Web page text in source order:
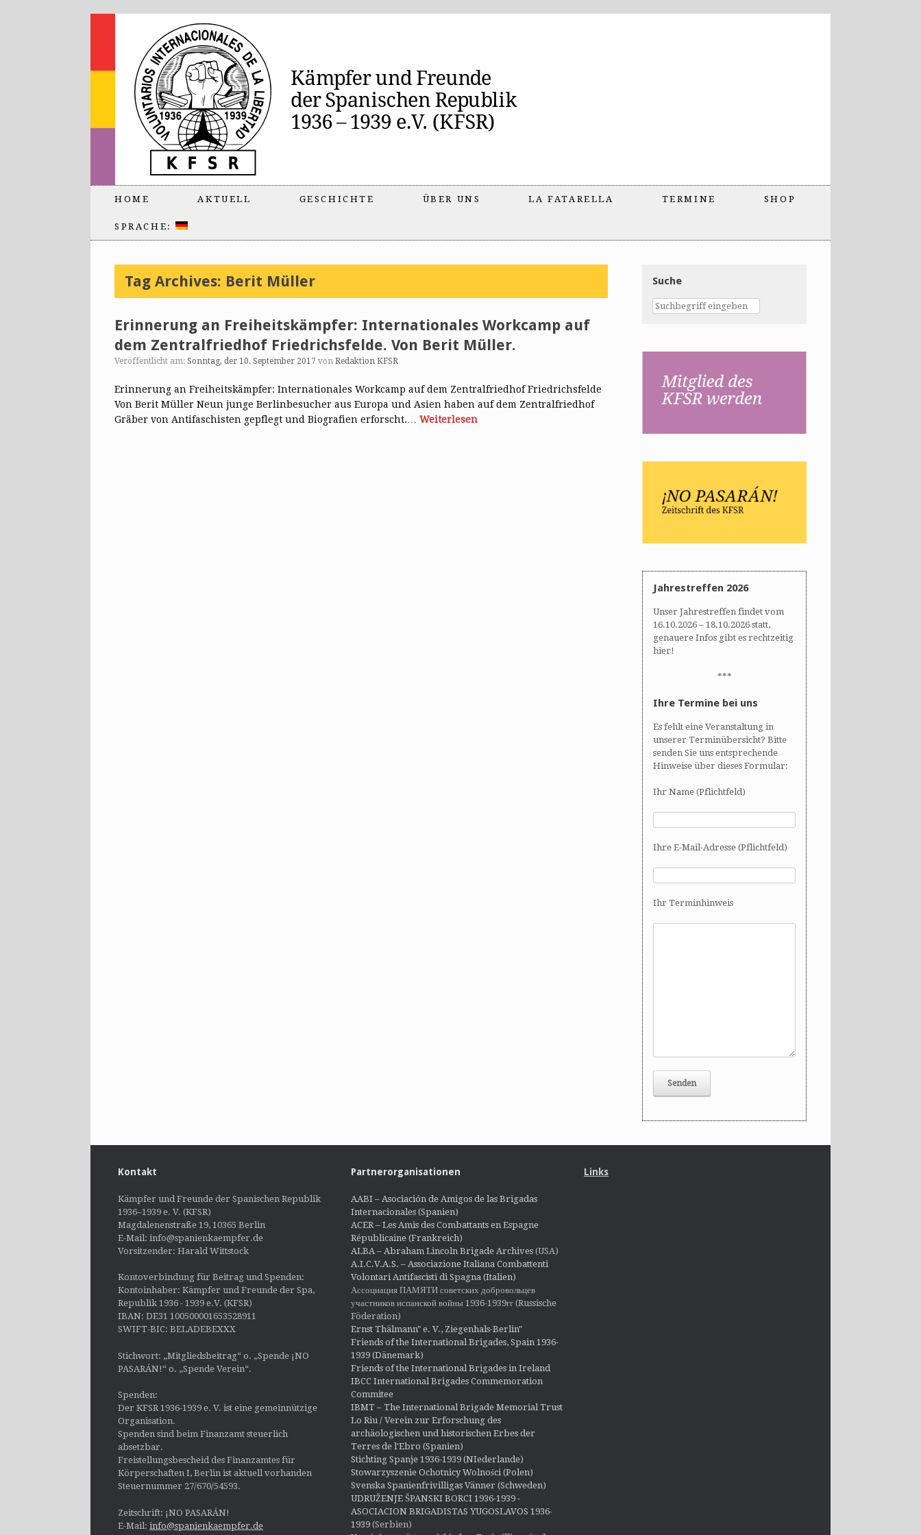
HOME AKTUELL GESCHICHTE ÜBER UNS LA FATARELLA TERMINE SHOP
SPRACHE:
Tag Archives: Berit Müller
Erinnerung an Freiheitskämpfer: Internationales Workcamp auf
dem Zentralfriedhof Friedrichsfelde. Von Berit Müller.
Veröffentlicht am: Sonntag, der 10. September 2017 von Redaktion KFSR
Erinnerung an Freiheitskämpfer: Internationales Workcamp auf dem Zentralfriedhof Friedrichsfelde
Von Berit Müller Neun junge Berlinbesucher aus Europa und Asien haben auf dem Zentralfriedhof
Gräber von Antifaschisten gepflegt und Biografien erforscht.… Weiterlesen
Suche
Jahrestreffen 2026
Unser Jahrestreffen findet vom
16.10.2026 – 18.10.2026 statt,
genauere Infos gibt es rechtzeitig
hier!
***
Ihre Termine bei uns
Es fehlt eine Veranstaltung in
unserer Terminübersicht? Bitte
senden Sie uns entsprechende
Hinweise über dieses Formular:
Ihr Name (Pflichtfeld)
Ihre E-Mail-Adresse (Pflichtfeld)
Ihr Terminhinweis
Kontakt
Kämpfer und Freunde der Spanischen Republik
1936–1939 e. V. (KFSR)
Magdalenenstraße 19, 10365 Berlin
E-Mail: info@spanienkaempfer.de
Vorsitzender: Harald Wittstock
Kontoverbindung für Beitrag und Spenden:
Kontoinhaber: Kämpfer und Freunde der Spa,
Republik 1936 - 1939 e.V. (KFSR)
IBAN: DE31 100500001653528911
SWIFT-BIC: BELADEBEXXX
Stichwort: „Mitgliedsbeitrag“ o. „Spende ¡NO
PASARÁN!“ o. „Spende Verein“.
Spenden:
Der KFSR 1936-1939 e. V. ist eine gemeinnützige
Organisation.
Spenden sind beim Finanzamt steuerlich
absetzbar.
Freistellungsbescheid des Finanzamtes für
Körperschaften I, Berlin ist aktuell vorhanden
Steuernummer 27/670/54593.
Zeitschrift: ¡NO PASARÁN!
E-Mail: info@spanienkaempfer.de
Partnerorganisationen
AABI – Asociación de Amigos de las Brigadas
Internacionales (Spanien)
ACER – Les Amis des Combattants en Espagne
Républicaine (Frankreich)
ALBA – Abraham Lincoln Brigade Archives(USA)
A.I.C.V.A.S. – Associazione Italiana Combattenti
Volontari Antifascisti di Spagna (Italien)
Ассоциация ПАМЯТИ советских добровольцев
участников испанской войны 1936-1939гг (Russische
Föderation)
Ernst Thälmann" e. V., Ziegenhals-Berlin"
Friends of the International Brigades, Spain 1936-
1939 (Dänemark)
Friends of the International Brigades in Ireland
IBCC International Brigades Commemoration
Commitee
IBMT – The International Brigade Memorial Trust
Lo Riu / Verein zur Erforschung des
archäologischen und historischen Erbes der
Terres de l'Ebro (Spanien)
Stichting Spanje 1936-1939 (NIederlande)
Stowarzyszenie Ochotnicy Wolności (Polen)
Svenska Spanienfrivilligas Vänner (Schweden)
UDRUŽENJE ŠPANSKI BORCI 1936-1939 -
ASOCIACION BRIGADISTAS YUGOSLAVOS 1936-
1939(Serbien)
Links